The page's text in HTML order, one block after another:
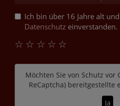
Ich bin über 16 Jahre alt
Datenschutz einverstanden.
☆
☆
☆
☆
☆
Möchten Sie von Schutz vor
ReCaptcha)bereitgestellte
Ja